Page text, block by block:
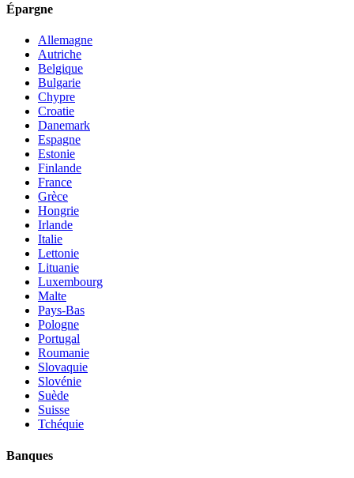
Épargne
Allemagne
Autriche
Belgique
Bulgarie
Chypre
Croatie
Danemark
Espagne
Estonie
Finlande
France
Grèce
Hongrie
Irlande
Italie
Lettonie
Lituanie
Luxembourg
Malte
Pays-Bas
Pologne
Portugal
Roumanie
Slovaquie
Slovénie
Suède
Suisse
Tchéquie
Banques